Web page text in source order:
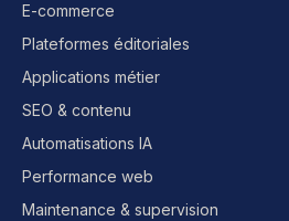
E-commerce
Plateformes éditoriales
Applications métier
SEO & contenu
Automatisations IA
Performance web
Maintenance & supervision